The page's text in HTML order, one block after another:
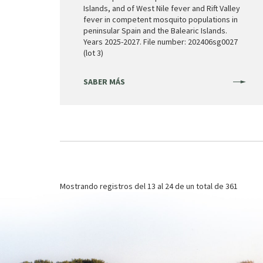
Islands, and of West Nile fever and Rift Valley
fever in competent mosquito populations in
peninsular Spain and the Balearic Islands.
Years 2025-2027. File number: 202406sg0027
(lot 3)
SABER MÁS
Mostrando registros del13 al 24de un total de 361